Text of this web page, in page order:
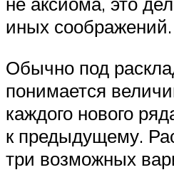
иных соображений.
Обычно под
понимается
каждого нового
к предыдущему.
три возможных